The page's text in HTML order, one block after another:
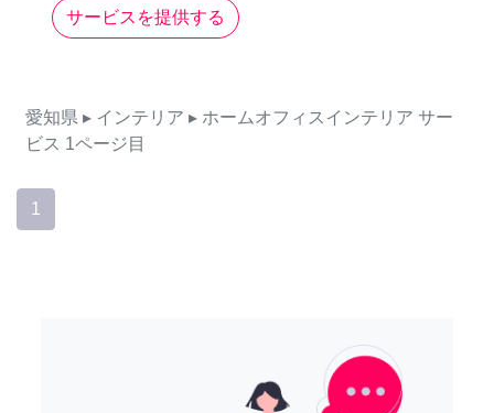
サービスを提供する
愛知県 ▸ インテリア ▸ ホームオフィスインテリア サー
ビス 1ページ目
1